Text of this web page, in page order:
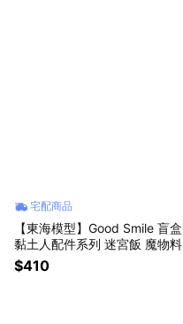
宅配商品
【東海模型】Good Smile 盲盒
黏土人配件系列 迷宮飯 魔物料
理 全7種 一中盒7入(單售)
$410